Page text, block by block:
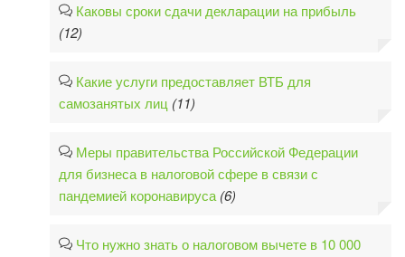
Каковы сроки сдачи декларации на прибыль
(12)
Какие услуги предоставляет ВТБ для
самозанятых лиц (11)
Меры правительства Российской Федерации
для бизнеса в налоговой сфере в связи с
пандемией коронавируса (6)
Что нужно знать о налоговом вычете в 10 000